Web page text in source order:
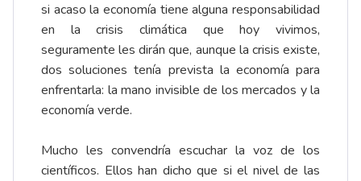
si acaso la economía tiene alguna responsabilidad
en la crisis climática que hoy vivimos,
seguramente les dirán que, aunque la crisis existe,
dos soluciones tenía prevista la economía para
enfrentarla: la mano invisible de los mercados y la
economía verde.
Mucho les convendría escuchar la voz de los
científicos. Ellos han dicho que si el nivel de las